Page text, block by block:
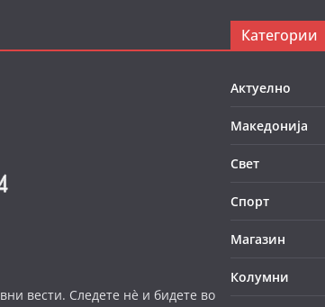
вести. Следете нè и бидете во
Категории
Актуелно
Македонија
Свет
Спорт
Магазин
Колумни